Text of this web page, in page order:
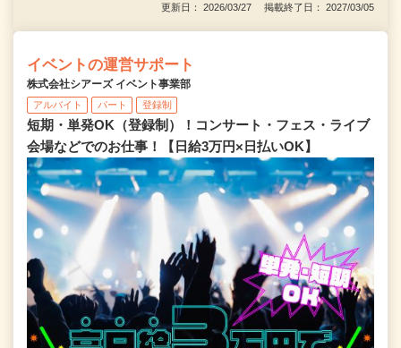
更新日： 2026/03/27 掲載終了日： 2027/03/05
イベントの運営サポート
株式会社シアーズ イベント事業部
アルバイト パート 登録制
短期・単発OK（登録制）！コンサート・フェス・ライブ
会場などでのお仕事！【日給3万円×日払いOK】